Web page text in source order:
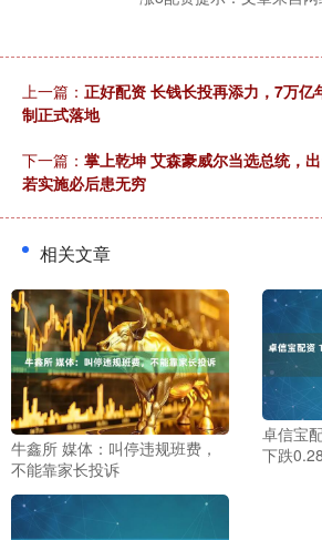
上一篇： 正好配资 长钱长投再添力，7万亿
制正式落地
下一篇： 掌上乾坤 艾森豪威尔当选总统，
若实施必后患无穷
相关文章
牛鑫所 媒体：叫停违规班费，
不能靠家长投诉
卓信宝
下跌